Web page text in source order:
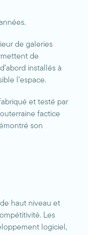
de galeries
de
installés à
l’espace.
et testé par
factice
son
haut niveau et
Les
logiciel,